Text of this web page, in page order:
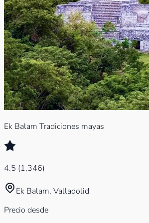
Ek Balam Tradiciones mayas
4.5 (1,346)
Ek Balam, Valladolid
Precio desde